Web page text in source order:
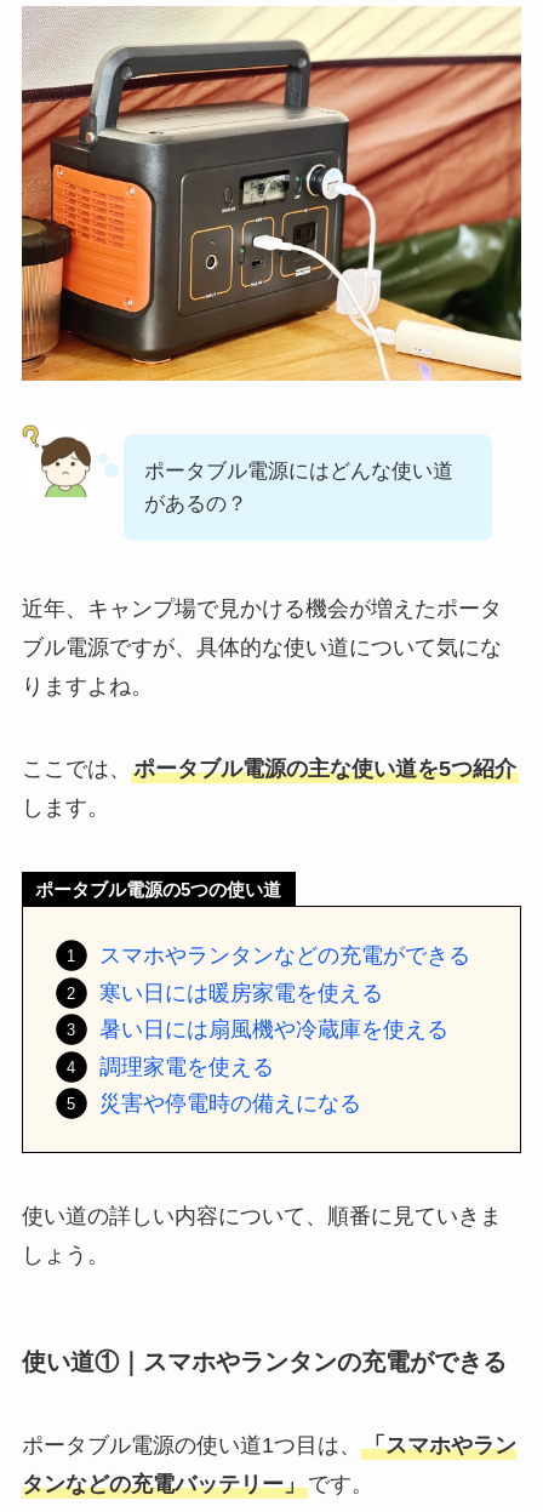
ポータブル電源にはどんな使い道
があるの？
近年、キャンプ場で見かける機会が増えたポータ
ブル電源ですが、具体的な使い道について気にな
りますよね。
ここでは、 ポータブル電源の主な使い道を5つ紹介
します。
ポータブル電源の5つの使い道
スマホやランタンなどの充電ができる
寒い日には暖房家電を使える
暑い日には扇風機や冷蔵庫を使える
調理家電を使える
災害や停電時の備えになる
使い道の詳しい内容について、順番に見ていきま
しょう。
使い道①｜スマホやランタンの充電ができる
ポータブル電源の使い道1つ目は、 「スマホやラン
タンなどの充電バッテリー」です。